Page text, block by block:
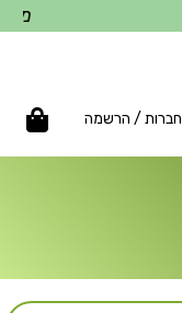
/ הרשמה